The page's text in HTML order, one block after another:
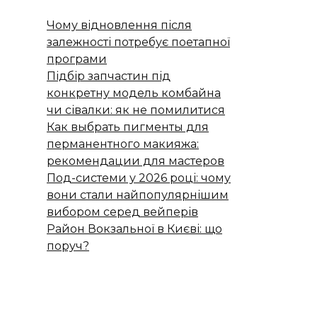
Чому відновлення після
залежності потребує поетапної
програми
Підбір запчастин під
конкретну модель комбайна
чи сівалки: як не помилитися
Как выбрать пигменты для
перманентного макияжа:
рекомендации для мастеров
Под-системи у 2026 році: чому
вони стали найпопулярнішим
вибором серед вейперів
Район Вокзальної в Києві: що
поруч?